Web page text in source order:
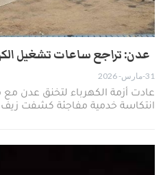
عدن: تراجع ساعات تشغيل
31-مارس- 2026
عادت أزمة الكهرباء لتخنق عدن
انتكاسة خدمية مفاجئة كشفت زيف